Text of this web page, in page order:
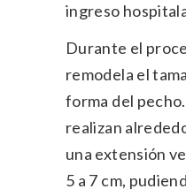
ingreso
Durante el
remodela el
forma del
realizan
una extensión
5 a 7 cm,